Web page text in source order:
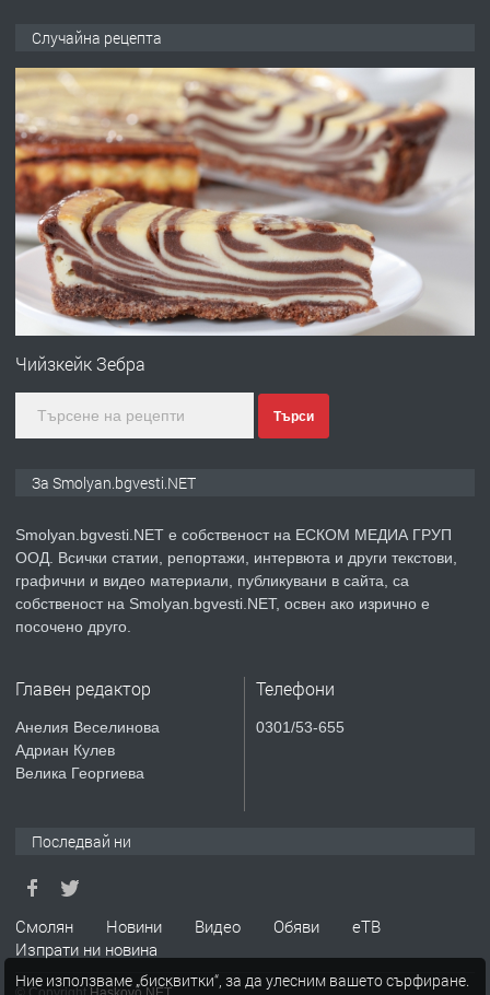
преди 2 години
ПРЕДЛАГА
УДЪЛЖАВАНЕ НА ЧОВЕШКИЯТ
ЖИВОТ И ПОДОБРЯВАНЕ НА
НЕГОВОТО КАЧЕСТВО
преди 2 години
ПРЕДЛАГА Имот в Северна Гърция, до Кавала
преди 2 години
ПРЕДЛАГА КЪЩА В МАРОНЯ
ТЪРСИ
Случайна рецепта
Чийзкейк Зебра
Търси
За Smolyan.bgvesti.NET
Smolyan.bgvesti.NET е собственост на ЕСКОМ МЕДИА ГРУП
ООД. Всички статии, репортажи, интервюта и други текстови,
графични и видео материали, публикувани в сайта, са
собственост на Smolyan.bgvesti.NET, освен ако изрично е
посочено друго.
Главен редактор
Анелия Веселинова
Адриан Кулев
Велика Георгиева
Телефони
0301/53-655
Последвай ни
Смолян Новини Видео Обяви
еТВ
Изпрати ни новина
Ние използваме „бисквитки“, за да улесним вашето сърфиране.